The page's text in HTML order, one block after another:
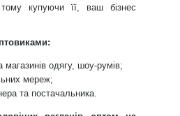
купуючи її, ваш бізнес
магазинів одягу, шоу-румів;
мереж;
та постачальника.